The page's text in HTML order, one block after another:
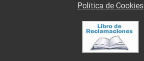
Politica de Cookies